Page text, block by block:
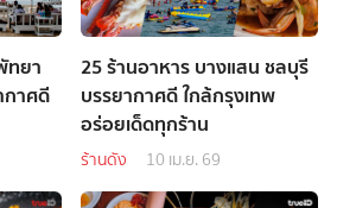
ทยา
กาศดี
25 ร้านอาหาร บางแสน ชลบุรี
บรรยากาศดี ใกล้กรุงเทพ
อร่อยเด็ดทุกร้าน
ร้านดัง 10 เม.ย. 69